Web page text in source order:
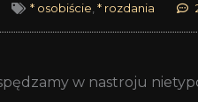
* osobiście * rozdania
w nastroju